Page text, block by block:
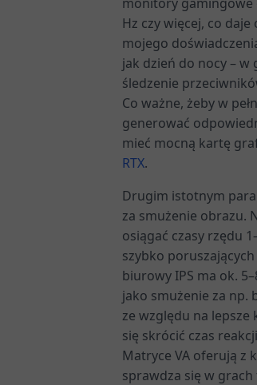
Hz czy więcej, co
mojego
jak dzień do nocy – w
śledzenie
Co ważne, żeby w
generować
mieć mocną kartę
RTX.
Drugim istotnym
za smużenie obrazu.
osiągać czasy rzędu
szybko
biurowy IPS ma ok.
jako smużenie za np.
ze względu na lepsze
się skrócić czas
Matryce VA oferują z
sprawdza się w